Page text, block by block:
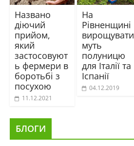
Названо
діючий
прийом,
який
застосовуют
ь фермери в
боротьбі з
посухою
11.12.2021
На
Рівненщині
вирощувати
муть
полуницю
для Італії та
Іспанії
04.12.2019
БЛОГИ